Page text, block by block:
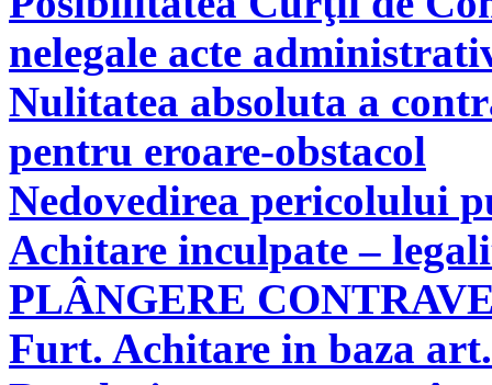
nelegale acte
Nulitatea absoluta a
pentru eroare-obstacol
Nedovedirea pericolului
Achitare inculpate –
PLÂNGERE
Furt. Achitare in baza